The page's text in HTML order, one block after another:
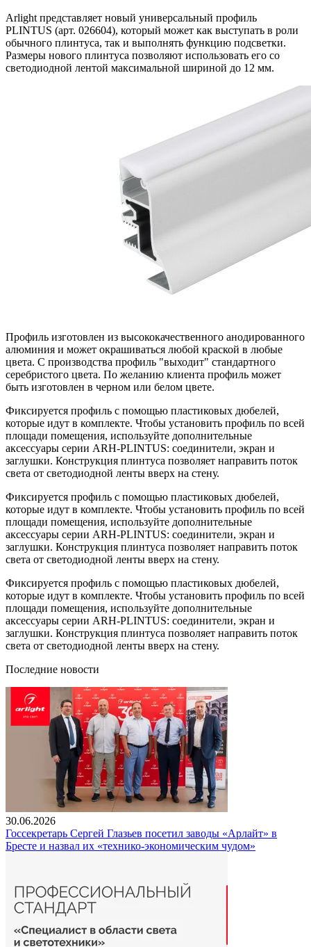
Arlight представляет новый универсальный профиль
PLINTUS (арт. 026604), который может как выступать в роли
обычного плинтуса, так и выполнять функцию подсветки.
Размеры нового плинтуса позволяют использовать его со
светодиодной лентой максимальной шириной до 12 мм.
Профиль изготовлен из высококачественного анодированного
алюминия и может окрашиваться любой краской в любые
цвета. С производства профиль "выходит" стандартного
серебристого цвета. По желанию клиента профиль может
быть изготовлен в черном или белом цвете.
Фиксируется профиль с помощью пластиковых дюбелей,
которые идут в комплекте. Чтобы установить профиль по всей
площади помещения, используйте дополнительные
аксессуары серии ARH-PLINTUS: соединители, экран и
заглушки. Конструкция плинтуса позволяет направить поток
света от светодиодной ленты вверх на стену.
Фиксируется профиль с помощью пластиковых дюбелей,
которые идут в комплекте. Чтобы установить профиль по всей
площади помещения, используйте дополнительные
аксессуары серии ARH-PLINTUS: соединители, экран и
заглушки. Конструкция плинтуса позволяет направить поток
света от светодиодной ленты вверх на стену.
Фиксируется профиль с помощью пластиковых дюбелей,
которые идут в комплекте. Чтобы установить профиль по всей
площади помещения, используйте дополнительные
аксессуары серии ARH-PLINTUS: соединители, экран и
заглушки. Конструкция плинтуса позволяет направить поток
света от светодиодной ленты вверх на стену.
Последние новости
30.06.2026
Госсекретарь Сергей Глазьев посетил заводы «Арлайт» в
Бресте и назвал их «технико-экономическим чудом»